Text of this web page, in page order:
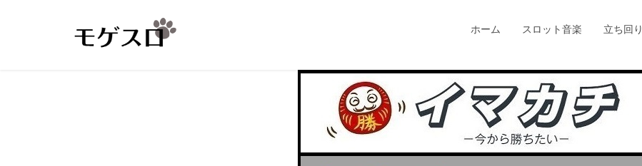
ホーム スロット音楽 立ち回